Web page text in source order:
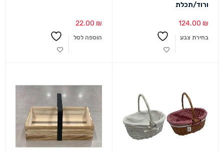
ורוד/תכלת
124.00 ₪
בחירת צבע
22.00 ₪
הוספה לסל